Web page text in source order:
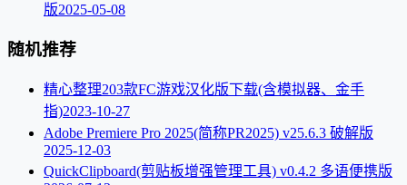
版2025-05-08
随机推荐
精心整理203款FC游戏汉化版下载(含模拟器、金手
指)2023-10-27
Adobe Premiere Pro 2025(简称PR2025) v25.6.3 破解版
2025-12-03
QuickClipboard(剪贴板增强管理工具) v0.4.2 多语便携版